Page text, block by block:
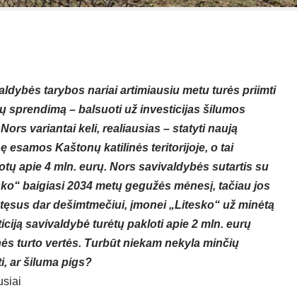
tarybos nariai artimiausiu metu turės priimti
sprendimą – balsuoti už investicijas šilumos
variantai keli, realiausias – statyti naują
esamos Kaštonų katilinės teritorijoje, o tai
apie 4 mln. eurų. Nors savivaldybės sutartis su
baigiasi 2034 metų gegužės mėnesį, tačiau jos
dar dešimtmečiui, įmonei „Litesko“ už minėtą
savivaldybė turėtų pakloti apie 2 mln. eurų
turto vertės. Turbūt niekam nekyla minčių
ar šiluma pigs?